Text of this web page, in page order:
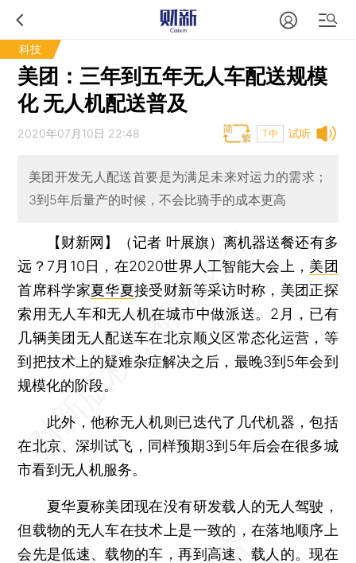
科技
美团：三年到五年无人车配送规模
化 无人机配送普及
试听
2020年07月10日 22:48 T中
美团开发无人配送首要是为满足未来对运力的需求；
3到5年后量产的时候，不会比骑手的成本更高
【财新网】（记者 叶展旗） 离机器送餐还有多
远？7月10日，在2020世界人工智能大会上， 美团
首席科学家夏华夏接受财新等采访时称，美团正探
索用无人车和无人机在城市中做派送。2月，已有
几辆美团无人配送车在北京顺义区常态化运营，等
到把技术上的疑难杂症解决之后，最晚3到5年会到
规模化的阶段。
此外，他称无人机则已迭代了几代机器，包括
在北京、深圳试飞，同样预期3到5年后会在很多城
市看到无人机服务。
夏华夏称美团现在没有研发载人的无人驾驶，
但载物的无人车在技术上是一致的，在落地顺序上
会先是低速、载物的车，再到高速、载人的。现在